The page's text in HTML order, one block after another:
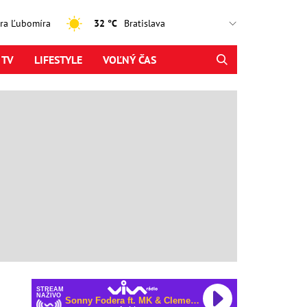
Ľubomíra 32 °C
LIFESTYLE VOĽNÝ ČAS
STREAM
NAŽIVO
Sonny Fodera ft. MK & Clementine Douglas